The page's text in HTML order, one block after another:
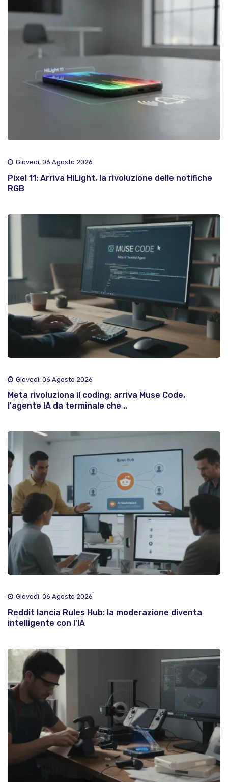
Giovedì, 06 Agosto 2026
Pixel 11: Arriva HiLight, la rivoluzione delle notifiche
RGB
Giovedì, 06 Agosto 2026
Meta rivoluziona il coding: arriva Muse Code,
l'agente IA da terminale che ..
Giovedì, 06 Agosto 2026
Reddit lancia Rules Hub: la moderazione diventa
intelligente con l'IA